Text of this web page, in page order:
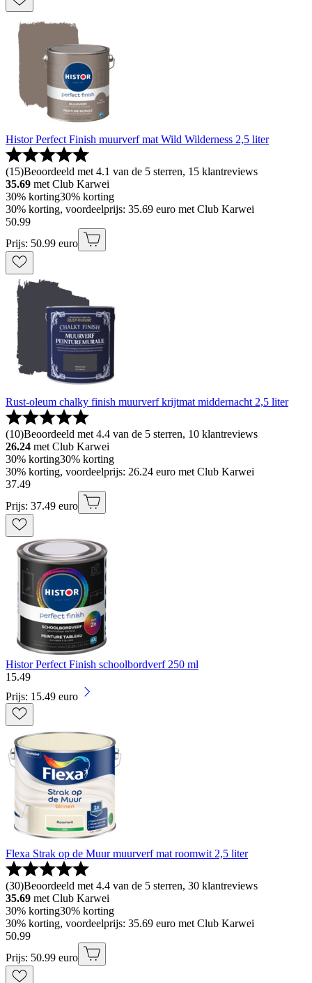
Histor Perfect Finish muurverf mat Wild Wilderness 2,5 liter
(15)Beoordeeld met 4.1 van de 5 sterren, 15 klantreviews
35.69 met Club Karwei
30% korting30% korting
30% korting, voordeelprijs: 35.69 euro met Club Karwei
50.99
Prijs: 50.99 euro
Rust-oleum chalky finish muurverf krijtmat middernacht 2,5 liter
(10)Beoordeeld met 4.4 van de 5 sterren, 10 klantreviews
26.24 met Club Karwei
30% korting30% korting
30% korting, voordeelprijs: 26.24 euro met Club Karwei
37.49
Prijs: 37.49 euro
Histor Perfect Finish schoolbordverf 250 ml
15.49
Prijs: 15.49 euro
Flexa Strak op de Muur muurverf mat roomwit 2,5 liter
(30)Beoordeeld met 4.4 van de 5 sterren, 30 klantreviews
35.69 met Club Karwei
30% korting30% korting
30% korting, voordeelprijs: 35.69 euro met Club Karwei
50.99
Prijs: 50.99 euro